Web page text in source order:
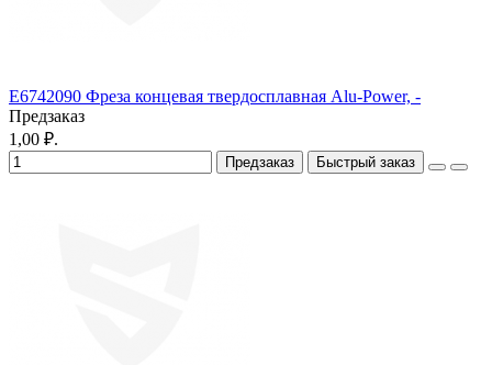
E6742090 Фреза концевая твердосплавная Alu-Power, -
Предзаказ
1,00 ₽.
Предзаказ Быстрый заказ